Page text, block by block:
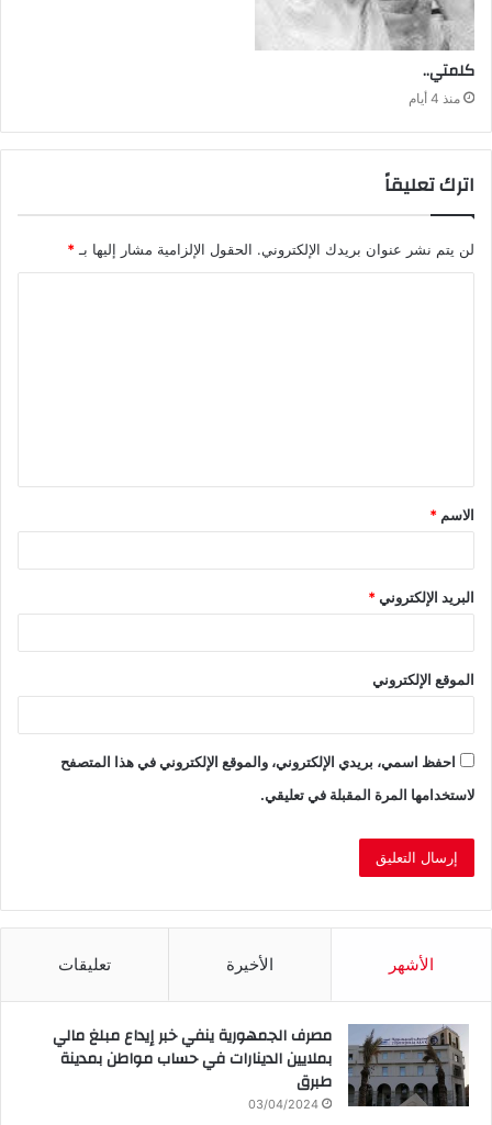
كلمتي‭..‬
منذ 4 أيام
اترك تعليقاً
لن يتم نشر عنوان بريدك الإلكتروني. الحقول الإلزامية مشار إليها بـ*
ق
*
الاسم *
البريد الإلكتروني*
الموقع الإلكتروني
احفظ اسمي، بريدي الإلكتروني، والموقع الإلكتروني في هذا المتصفح
لاستخدامها المرة المقبلة في تعليقي.
الأشهر الأخيرة تعليقات
مصرف الجمهورية ينفي خبر إيداع مبلغ مالي
بملايين الدينارات في حساب مواطن بمدينة
طبرق
03/04/2024